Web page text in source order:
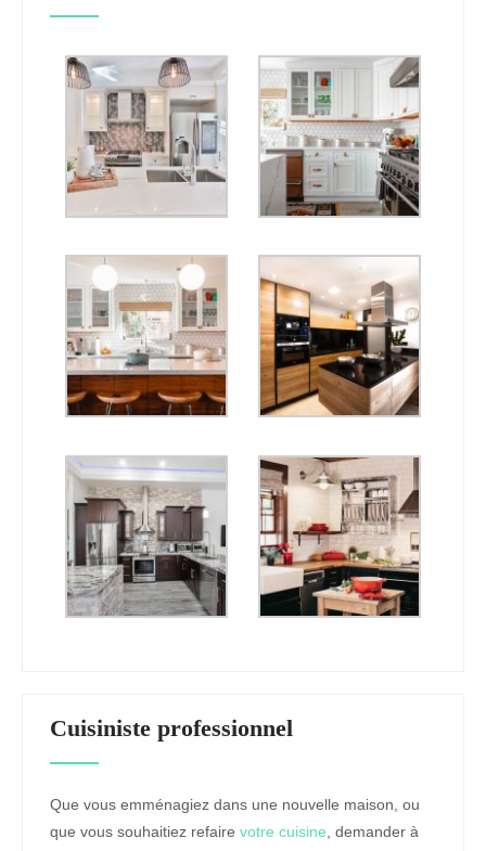
Cuisiniste professionnel
Que vous emménagiez dans une nouvelle maison, ou
que vous souhaitiez refaire votre cuisine, demander à